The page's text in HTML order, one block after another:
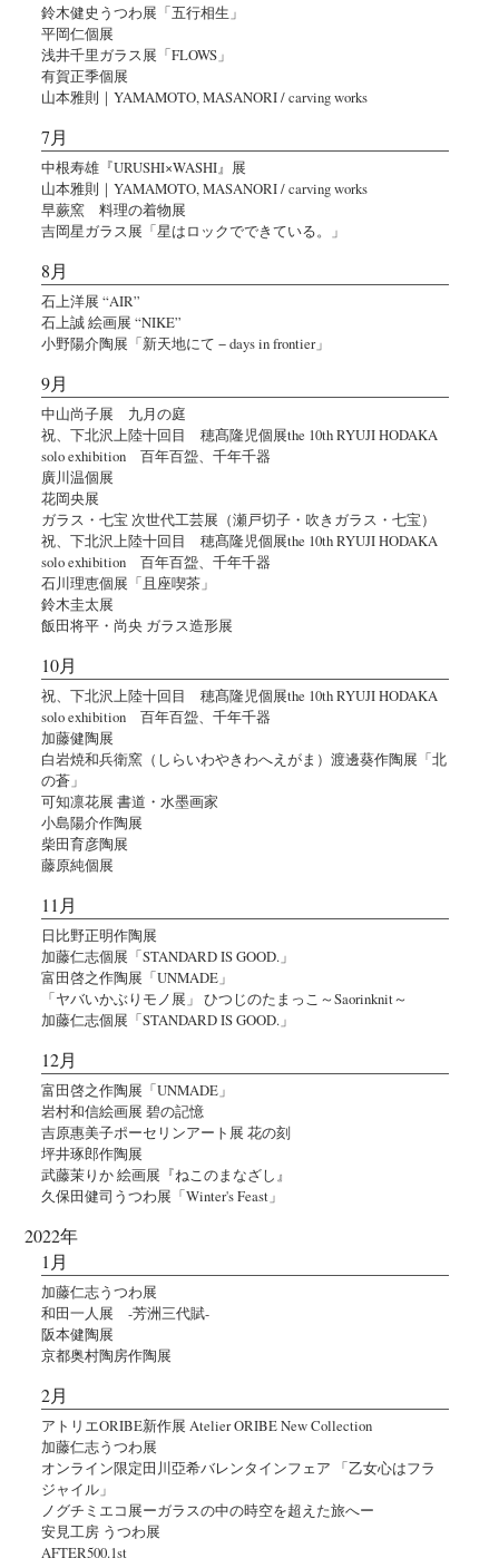
鈴木健史うつわ展「五行相生」
平岡仁個展
浅井千里ガラス展「FLOWS」
有賀正季個展
山本雅則｜YAMAMOTO, MASANORI / carving works
7月
中根寿雄『URUSHI×WASHI』展
山本雅則｜YAMAMOTO, MASANORI / carving works
早蕨窯 料理の着物展
吉岡星ガラス展「星はロックでできている。」
8月
石上洋展 “AIR”
石上誠 絵画展 “NIKE”
小野陽介陶展「新天地にて − days in frontier」
9月
中山尚子展 九月の庭
祝、下北沢上陸十回目 穂髙隆児個展the 10th RYUJI HODAKA
solo exhibition 百年百盌、千年千器
廣川温個展
花岡央展
ガラス・七宝 次世代工芸展（瀬戸切子・吹きガラス・七宝）
祝、下北沢上陸十回目 穂髙隆児個展the 10th RYUJI HODAKA
solo exhibition 百年百盌、千年千器
石川理恵個展「且座喫茶」
鈴木圭太展
飯田将平・尚央 ガラス造形展
10月
祝、下北沢上陸十回目 穂髙隆児個展the 10th RYUJI HODAKA
solo exhibition 百年百盌、千年千器
加藤健陶展
白岩焼和兵衛窯（しらいわやきわへえがま）渡邊葵作陶展「北
の蒼」
可知凛花展 書道・水墨画家
小島陽介作陶展
柴田育彦陶展
藤原純個展
11月
日比野正明作陶展
加藤仁志個展「STANDARD IS GOOD.」
富田啓之作陶展「UNMADE」
「ヤバいかぶりモノ展」 ひつじのたまっこ～Saorinknit～
加藤仁志個展「STANDARD IS GOOD.」
12月
富田啓之作陶展「UNMADE」
岩村和信絵画展 碧の記憶
吉原惠美子ポーセリンアート展 花の刻
坪井琢郎作陶展
武藤茉りか 絵画展『ねこのまなざし』
久保田健司うつわ展「Winter's Feast」
2022年
1月
加藤仁志うつわ展
和田一人展 -芳洲三代賦-
阪本健陶展
京都奥村陶房作陶展
2月
アトリエORIBE新作展 Atelier ORIBE New Collection
加藤仁志うつわ展
オンライン限定田川亞希バレンタインフェア 「乙女心はフラ
ジャイル」
ノグチミエコ展ーガラスの中の時空を超えた旅へー
安見工房 うつわ展
AFTER500.1st